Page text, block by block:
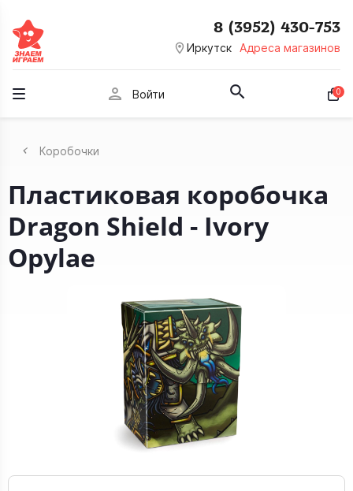
room Иркутск Адреса магазинов
8 (3952) 430-753
person Войти 0
Коробочки
Пластиковая коробочка
Dragon Shield - Ivory
Opylae